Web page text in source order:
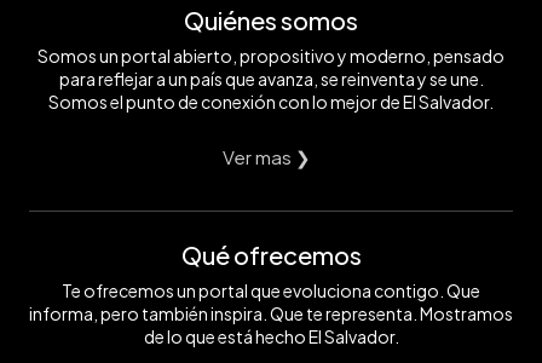
Quiénes somos
Somos un portal abierto, propositivo y moderno, pensado
para reflejar a un país que avanza, se reinventa y se une.
Somos el punto de conexión con lo mejor de El Salvador.
Ver mas ❯
Qué ofrecemos
Te ofrecemos un portal que evoluciona contigo. Que
informa, pero también inspira. Que te representa. Mostramos
de lo que está hecho El Salvador.